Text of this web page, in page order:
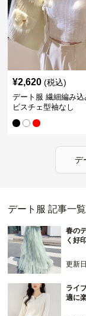
¥2,620 (税込)
デート服 繊細編み込
ビスチェ型袖なし
デ
デート服 記事一覧
春の
く好
更新
ライ
適に